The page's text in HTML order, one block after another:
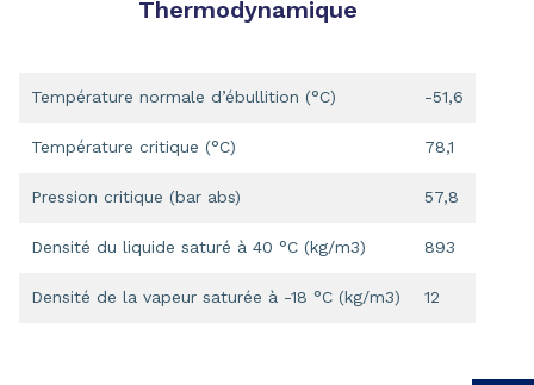
Thermodynamique
Température normale d’ébullition (°C) -51,6
Température critique (°C) 78,1
Pression critique (bar abs) 57,8
Densité du liquide saturé à 40 °C (kg/m3) 893
Densité de la vapeur saturée à -18 °C (kg/m3) 12